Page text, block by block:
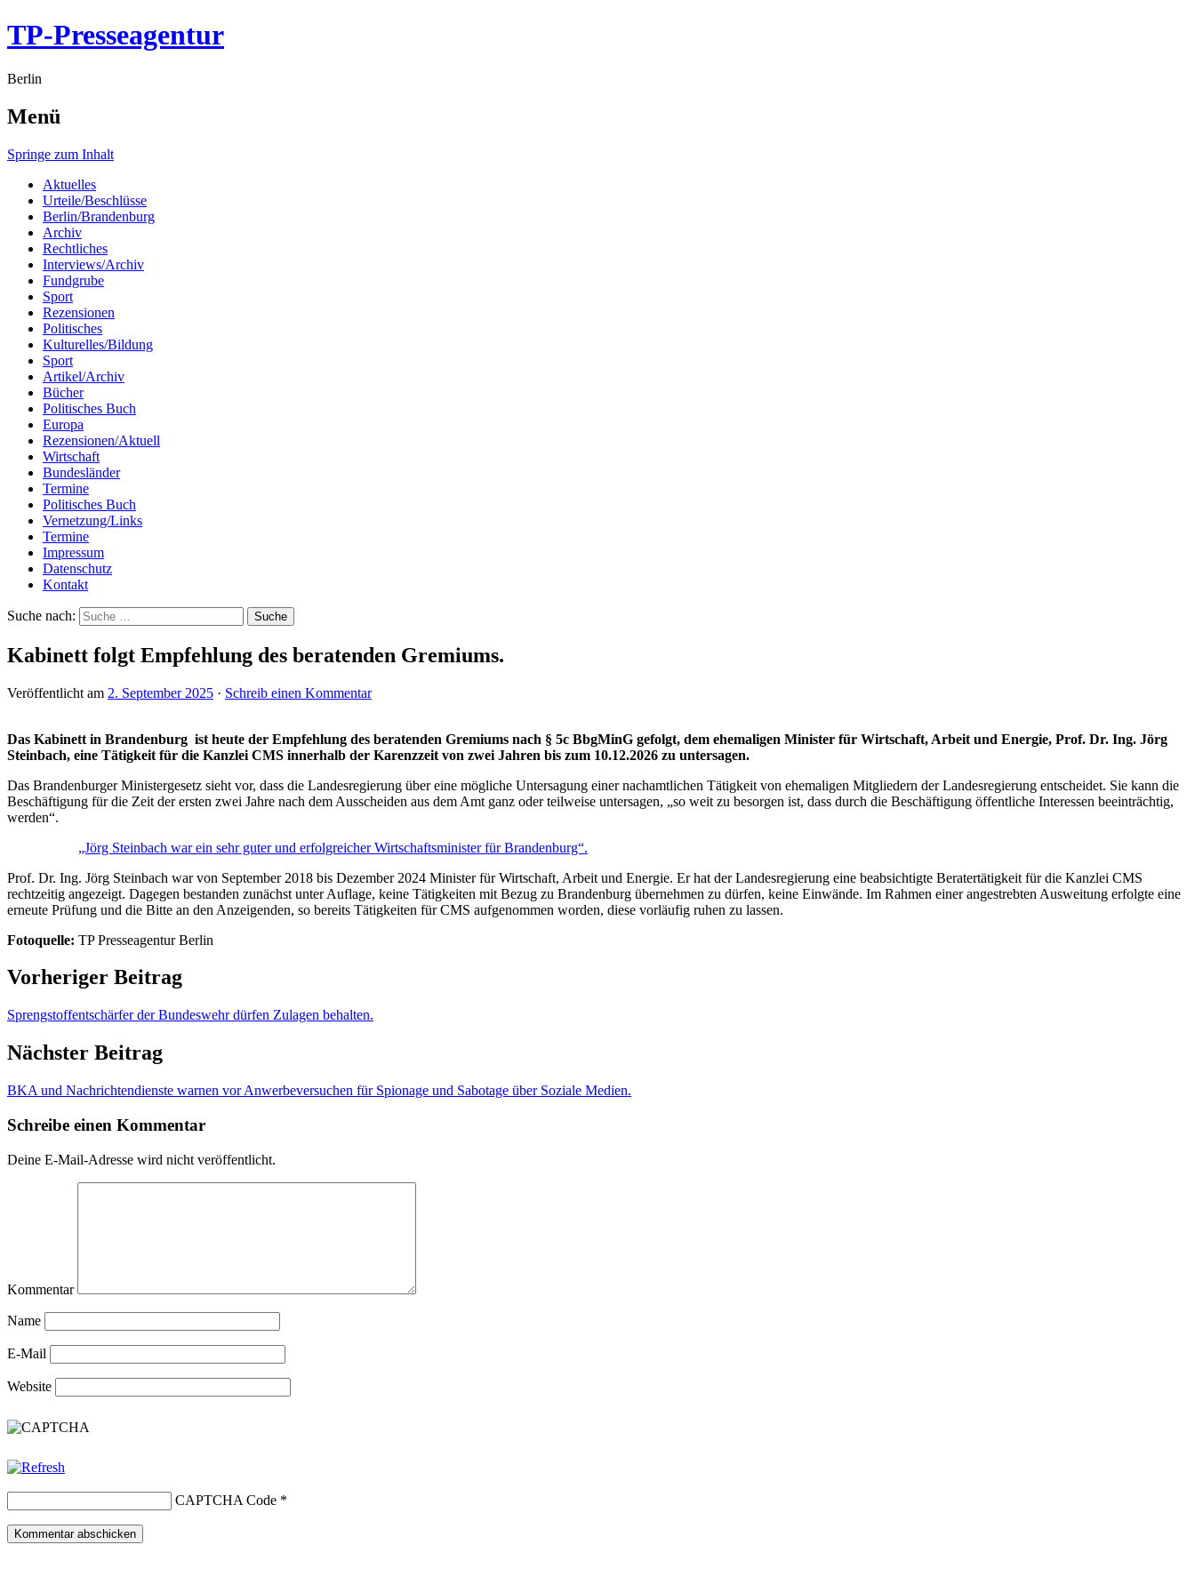
TP-Presseagentur
Berlin
Menü
Springe zum Inhalt
Aktuelles
Urteile/Beschlüsse
Berlin/Brandenburg
Archiv
Rechtliches
Interviews/Archiv
Fundgrube
Sport
Rezensionen
Politisches
Kulturelles/Bildung
Sport
Artikel/Archiv
Bücher
Politisches Buch
Europa
Rezensionen/Aktuell
Wirtschaft
Bundesländer
Termine
Politisches Buch
Vernetzung/Links
Termine
Impressum
Datenschutz
Kontakt
Suche nach:
Kabinett folgt Empfehlung des beratenden Gremiums.
Veröffentlicht am 2. September 2025 · Schreib einen Kommentar
Das Kabinett in Brandenburg ist heute der Empfehlung des beratenden Gremiums nach § 5c BbgMinG gefolgt, dem ehemaligen Minister für Wirtschaft, Arbeit und Energie, Prof. Dr. Ing. Jörg
Steinbach, eine Tätigkeit für die Kanzlei CMS innerhalb der Karenzzeit von zwei Jahren bis zum 10.12.2026 zu untersagen.
Das Brandenburger Ministergesetz sieht vor, dass die Landesregierung über eine mögliche Untersagung einer nachamtlichen Tätigkeit von ehemaligen Mitgliedern der Landesregierung entscheidet. Sie kann die
Beschäftigung für die Zeit der ersten zwei Jahre nach dem Ausscheiden aus dem Amt ganz oder teilweise untersagen, „so weit zu besorgen ist, dass durch die Beschäftigung öffentliche Interessen beeinträchtig,
werden“.
„Jörg Steinbach war ein sehr guter und erfolgreicher Wirtschaftsminister für Brandenburg“.
Prof. Dr. Ing. Jörg Steinbach war von September 2018 bis Dezember 2024 Minister für Wirtschaft, Arbeit und Energie. Er hat der Landesregierung eine beabsichtigte Beratertätigkeit für die Kanzlei CMS
rechtzeitig angezeigt. Dagegen bestanden zunächst unter Auflage, keine Tätigkeiten mit Bezug zu Brandenburg übernehmen zu dürfen, keine Einwände. Im Rahmen einer angestrebten Ausweitung erfolgte eine
erneute Prüfung und die Bitte an den Anzeigenden, so bereits Tätigkeiten für CMS aufgenommen worden, diese vorläufig ruhen zu lassen.
Fotoquelle: TP Presseagentur Berlin
Vorheriger Beitrag
Sprengstoffentschärfer der Bundeswehr dürfen Zulagen behalten.
Nächster Beitrag
BKA und Nachrichtendienste warnen vor Anwerbeversuchen für Spionage und Sabotage über Soziale Medien.
Schreibe einen Kommentar
Deine E-Mail-Adresse wird nicht veröffentlicht.
Kommentar
Name
E-Mail
Website
CAPTCHA Code *